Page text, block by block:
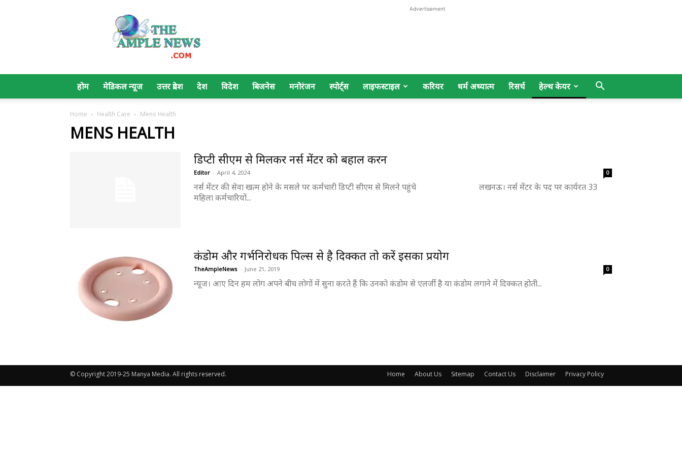
Ample
News
Advertisement
होम मेडिकल न्यूज उत्तर प्रदेश देश विदेश बिजनेस मनोरंजन स्पोर्ट्स लाइफस्टाइल करियर धर्म अध्यात्म रिसर्च हेल्थ केयर
Home Health Care Mens Health
MENS HEALTH
डिप्टी सीएम से मिलकर नर्स मेंटर को बहाल करन
Editor - April 4, 2024 0
नर्स मेंटर की सेवा खत्म होने के मसले पर कर्मचारी डिप्टी सीएम से मिलने पहुंचे लखनऊ। नर्स मेंटर के पद पर कार्यरत 33
महिला कर्मचारियों...
कंडोम और गर्भनिरोधक पिल्स से है दिक्कत तो करें इसका प्रयोग
TheAmpleNews - June 21, 2019 0
न्यूज। आए दिन हम लोग अपने बीच लोगों में सुना करते हैं कि उनको कंडोम से एलर्जी है या कंडोम लगाने में दिक्कत होती...
Home About Us Sitemap Contact Us Disclaimer Privacy Policy
© Copyright 2019-25 Manya Media. All rights reserved.